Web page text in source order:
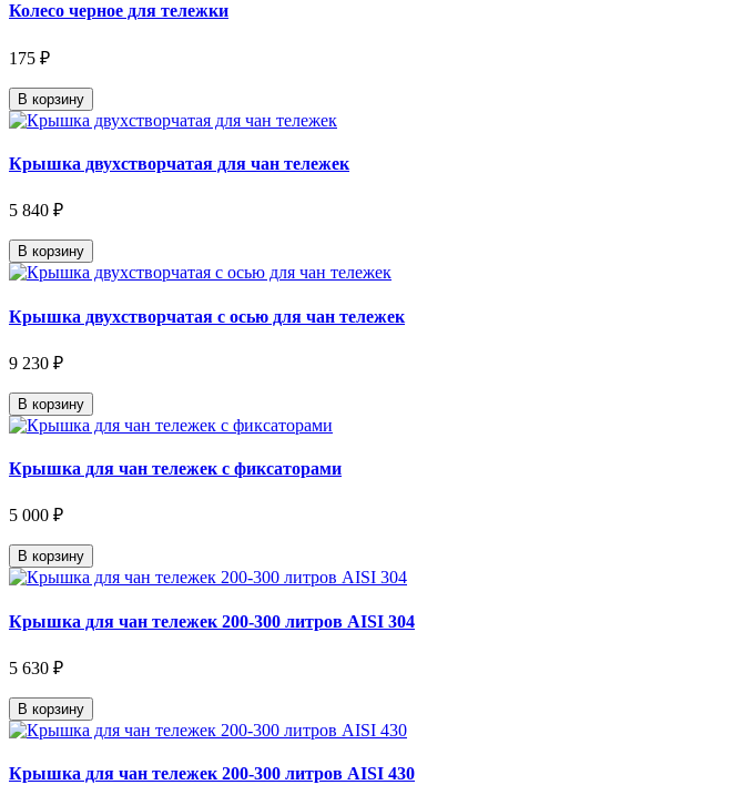
Колесо черное для тележки
175 ₽
В корзину
Крышка двухстворчатая для чан тележек
5 840 ₽
В корзину
Крышка двухстворчатая с осью для чан тележек
9 230 ₽
В корзину
Крышка для чан тележек с фиксаторами
5 000 ₽
В корзину
Крышка для чан тележек 200-300 литров AISI 304
5 630 ₽
В корзину
Крышка для чан тележек 200-300 литров AISI 430